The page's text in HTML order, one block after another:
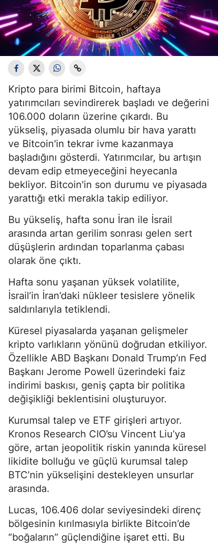
Kripto para birimi Bitcoin, haftaya
yatırımcıları sevindirerek başladı ve değerini
106.000 doların üzerine çıkardı. Bu
yükseliş, piyasada olumlu bir hava yarattı
ve Bitcoin'in tekrar ivme kazanmaya
başladığını gösterdi. Yatırımcılar, bu artışın
devam edip etmeyeceğini heyecanla
bekliyor. Bitcoin'in son durumu ve piyasada
yarattığı etki merakla takip ediliyor.
Bu yükseliş, hafta sonu İran ile İsrail
arasında artan gerilim sonrası gelen sert
düşüşlerin ardından toparlanma çabası
olarak öne çıktı.
Hafta sonu yaşanan yüksek volatilite,
İsrail’in İran’daki nükleer tesislere yönelik
saldırılarıyla tetiklendi.
Küresel piyasalarda yaşanan gelişmeler
kripto varlıkların yönünü doğrudan etkiliyor.
Özellikle ABD Başkanı Donald Trump’ın Fed
Başkanı Jerome Powell üzerindeki faiz
indirimi baskısı, geniş çapta bir politika
değişikliği beklentisini oluşturuyor.
Kurumsal talep ve ETF girişleri artıyor.
Kronos Research CIO’su Vincent Liu’ya
göre, artan jeopolitik riskin yanında küresel
likidite bolluğu ve güçlü kurumsal talep
BTC’nin yükselişini destekleyen unsurlar
arasında.
Lucas, 106.406 dolar seviyesindeki direnç
bölgesinin kırılmasıyla birlikte Bitcoin’de
“boğaların” güçlendiğine işaret etti. Bu